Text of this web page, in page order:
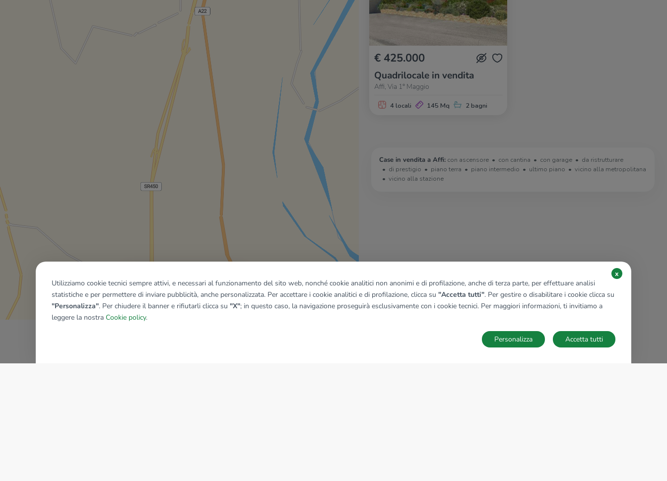
€ 425.000
Quadrilocale in vendita
Affi, Via 1° Maggio
4 locali 145 Mq 2 bagni
Case in vendita a Affi: con ascensore con cantina con garage
da ristrutturare
di prestigio
piano terra piano intermedio ultimo piano
vicino alla metropolitana
vicino alla stazione
Mostra tutti gli immobili del riquadro
Utilizziamo cookie tecnici sempre attivi, e necessari al funzionamento del sito web, nonché cookie analitici non anonimi e di profilazione, anche di terza parte, per effettuare analisi
statistiche e per permettere di inviare pubblicità, anche personalizzata. Per accettare i cookie analitici e di profilazione, clicca su "Accetta tutti". Per gestire o disabilitare i cookie clicca su
"Personalizza". Per chiudere il banner e rifiutarli clicca su "X"; in questo caso, la navigazione proseguirà esclusivamente con i cookie tecnici. Per maggiori informazioni, ti invitiamo a
leggere la nostra Cookie policy.
x
Accetta tutti
Personalizza